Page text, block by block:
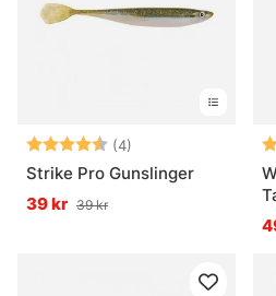
Betyg: (4)
4.5 utav 5 stjärnor
Strike Pro Gunslinger
39 kr 39 kr